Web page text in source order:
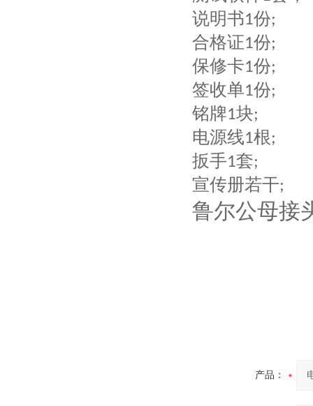
说明书1份;
合格证1份;
保修卡1份;
签收单1份;
铭牌1块;
电源线1根;
扳手1套;
宣传册若干;
鲁尔公母接
产品：